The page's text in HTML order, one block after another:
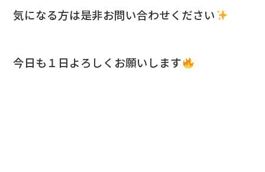
気になる方は是非お問い合わせください
今日も１日よろしくお願いします